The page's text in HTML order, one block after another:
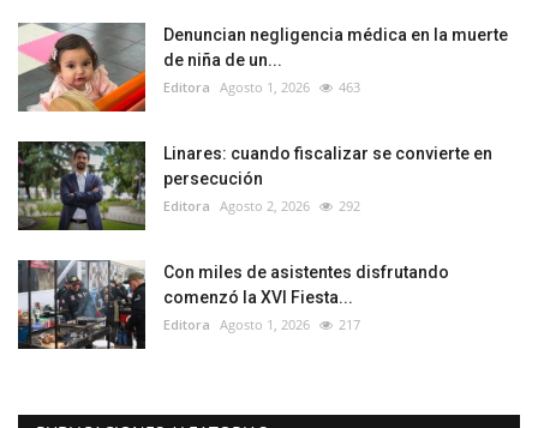
Denuncian negligencia médica en la muerte
de niña de un...
Editora Agosto 1, 2026 463
Linares: cuando fiscalizar se convierte en
persecución
Editora Agosto 2, 2026 292
Con miles de asistentes disfrutando
comenzó la XVI Fiesta...
Editora Agosto 1, 2026 217